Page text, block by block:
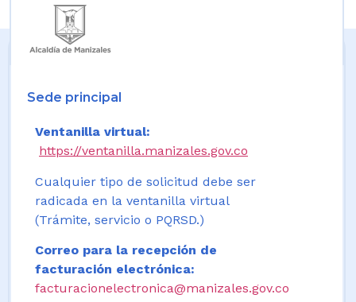
Sede principal
Ventanilla virtual:
https://ventanilla.manizales.gov.co
Cualquier tipo de solicitud debe ser
radicada en la ventanilla virtual
(Trámite, servicio o PQRSD.)
Correo para la recepción de
facturación electrónica:
facturacionelectronica@manizales.gov.co